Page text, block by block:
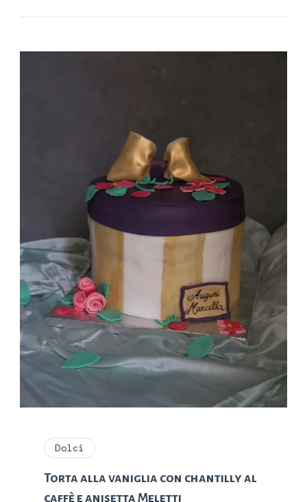
Dolci
Torta alla vaniglia con chantilly al
caffè e anisetta Meletti